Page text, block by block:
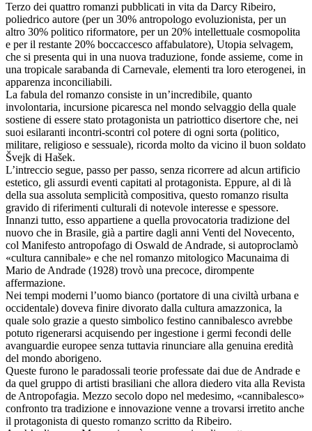
Terzo dei quattro romanzi pubblicati in vita da Darcy Ribeiro,
poliedrico autore (per un 30% antropologo evoluzionista, per un
altro 30% politico riformatore, per un 20% intellettuale cosmopolita
e per il restante 20% boccaccesco affabulatore), Utopia selvagem,
che si presenta qui in una nuova traduzione, fonde assieme, come in
una tropicale sarabanda di Carnevale, elementi tra loro eterogenei, in
apparenza inconciliabili.
La fabula del romanzo consiste in un’incredibile, quanto
involontaria, incursione picaresca nel mondo selvaggio della quale
sostiene di essere stato protagonista un patriottico disertore che, nei
suoi esilaranti incontri-scontri col potere di ogni sorta (politico,
militare, religioso e sessuale), ricorda molto da vicino il buon soldato
Švejk di Hašek.
L’intreccio segue, passo per passo, senza ricorrere ad alcun artificio
estetico, gli assurdi eventi capitati al protagonista. Eppure, al di là
della sua assoluta semplicità compositiva, questo romanzo risulta
gravido di riferimenti culturali di notevole interesse e spessore.
Innanzi tutto, esso appartiene a quella provocatoria tradizione del
nuovo che in Brasile, già a partire dagli anni Venti del Novecento,
col Manifesto antropofago di Oswald de Andrade, si autoproclamò
«cultura cannibale» e che nel romanzo mitologico Macunaima di
Mario de Andrade (1928) trovò una precoce, dirompente
affermazione.
Nei tempi moderni l’uomo bianco (portatore di una civiltà urbana e
occidentale) doveva finire divorato dalla cultura amazzonica, la
quale solo grazie a questo simbolico festino cannibalesco avrebbe
potuto rigenerarsi acquisendo per ingestione i germi fecondi delle
avanguardie europee senza tuttavia rinunciare alla genuina eredità
del mondo aborigeno.
Queste furono le paradossali teorie professate dai due de Andrade e
da quel gruppo di artisti brasiliani che allora diedero vita alla Revista
de Antropofagia. Mezzo secolo dopo nel medesimo, «cannibalesco»
confronto tra tradizione e innovazione venne a trovarsi irretito anche
il protagonista di questo romanzo scritto da Ribeiro.